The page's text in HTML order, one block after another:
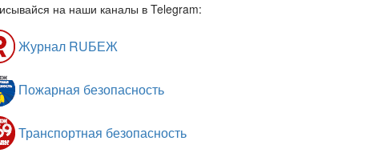
на наши каналы в Telegram:
Журнал RUБЕЖ
Пожарная безопасность
Транспортная безопасность